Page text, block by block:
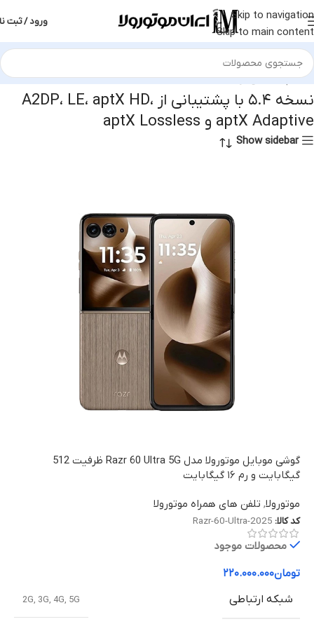
Skip to navigation
Skip to main content
ورود / ثبت
نسخه ۵.۴ با پشتیبانی از A2DP، LE، aptX HD،
aptX Adaptive و aptX Lossless
Show sidebar
گوشی موبایل موتورولا مدل Razr 60 Ultra 5G ظرفیت 512
گیگابایت و رم ۱۶ گیگابایت
موتورولا, تلفن های همراه موتورولا
کد کالا: Razr-60-Ultra-2025
محصولات موجود
تومان۲۲۰.۰۰۰.۰۰۰
شبکه ارتباطی
2G, 3G, 4G, 5G